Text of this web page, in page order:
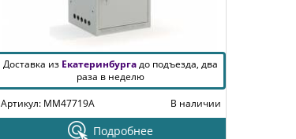
Доставка из Екатеринбургадо подъезда, два
раза в неделю
Артикул: MM47719A
В наличии
Подробнее